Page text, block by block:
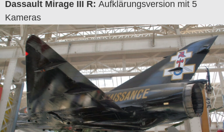
Dassault Mirage III R: Aufklärungsversion mit 5
Kameras